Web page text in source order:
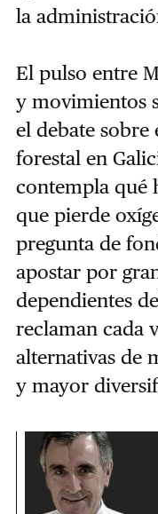
la
El pulso entre
y movimientos
el debate
forestal en
contempla qué
que pierde
pregunta de
apostar por
dependientes
reclaman cada
alternativas de
y mayor